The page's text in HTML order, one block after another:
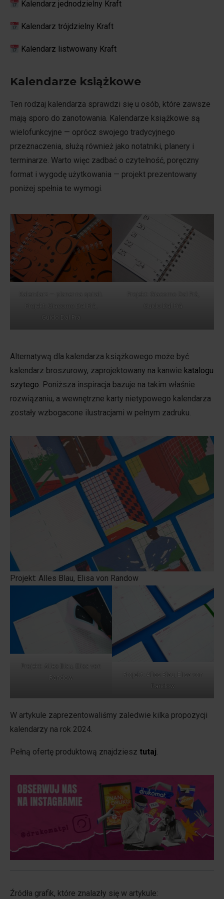
Kalendarz jednodzielny Kraft
Kalendarz trójdzielny Kraft
Kalendarz listwowany Kraft
Kalendarze książkowe
Ten rodzaj kalendarza sprawdzi się u osób, które zawsze
mają sporo do zanotowania. Kalendarze książkowe są
wielofunkcyjne — oprócz swojego tradycyjnego
przeznaczenia, służą również jako notatniki, planery i
terminarze. Warto więc zadbać o czytelność, poręczny
format i wygodę użytkowania — projekt prezentowany
poniżej spełnia te wymogi.
Kalendarz — planer na spirali.
Projekt: Giacomo Dal Prà,
Guido Dal Prà
Projekt: Giacomo Dal Prà,
Guido Dal Prà
Alternatywą dla kalendarza książkowego może być
kalendarz broszurowy, zaprojektowany na kanwie katalogu
szytego. Poniższa inspiracja bazuje na takim właśnie
rozwiązaniu, a wewnętrzne karty nietypowego kalendarza
zostały wzbogacone ilustracjami w pełnym zadruku.
Projekt: Alles Blau, Elisa von Randow
Projekt: Alles Blau, Elisa von
Randow
Projekt: Alles Blau, Elisa von
Randow
W artykule zaprezentowaliśmy zaledwie kilka propozycji
kalendarzy na rok 2024.
Pełną ofertę produktową znajdziesz tutaj
Źródła grafik, które znalazły się w artykule: